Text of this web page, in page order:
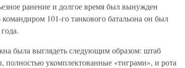
ранение и долгое время был вынужден
101-го танкового батальона он был
была выглядеть следующим образом: штаб
полностью укомплектованные «тиграми», и рота